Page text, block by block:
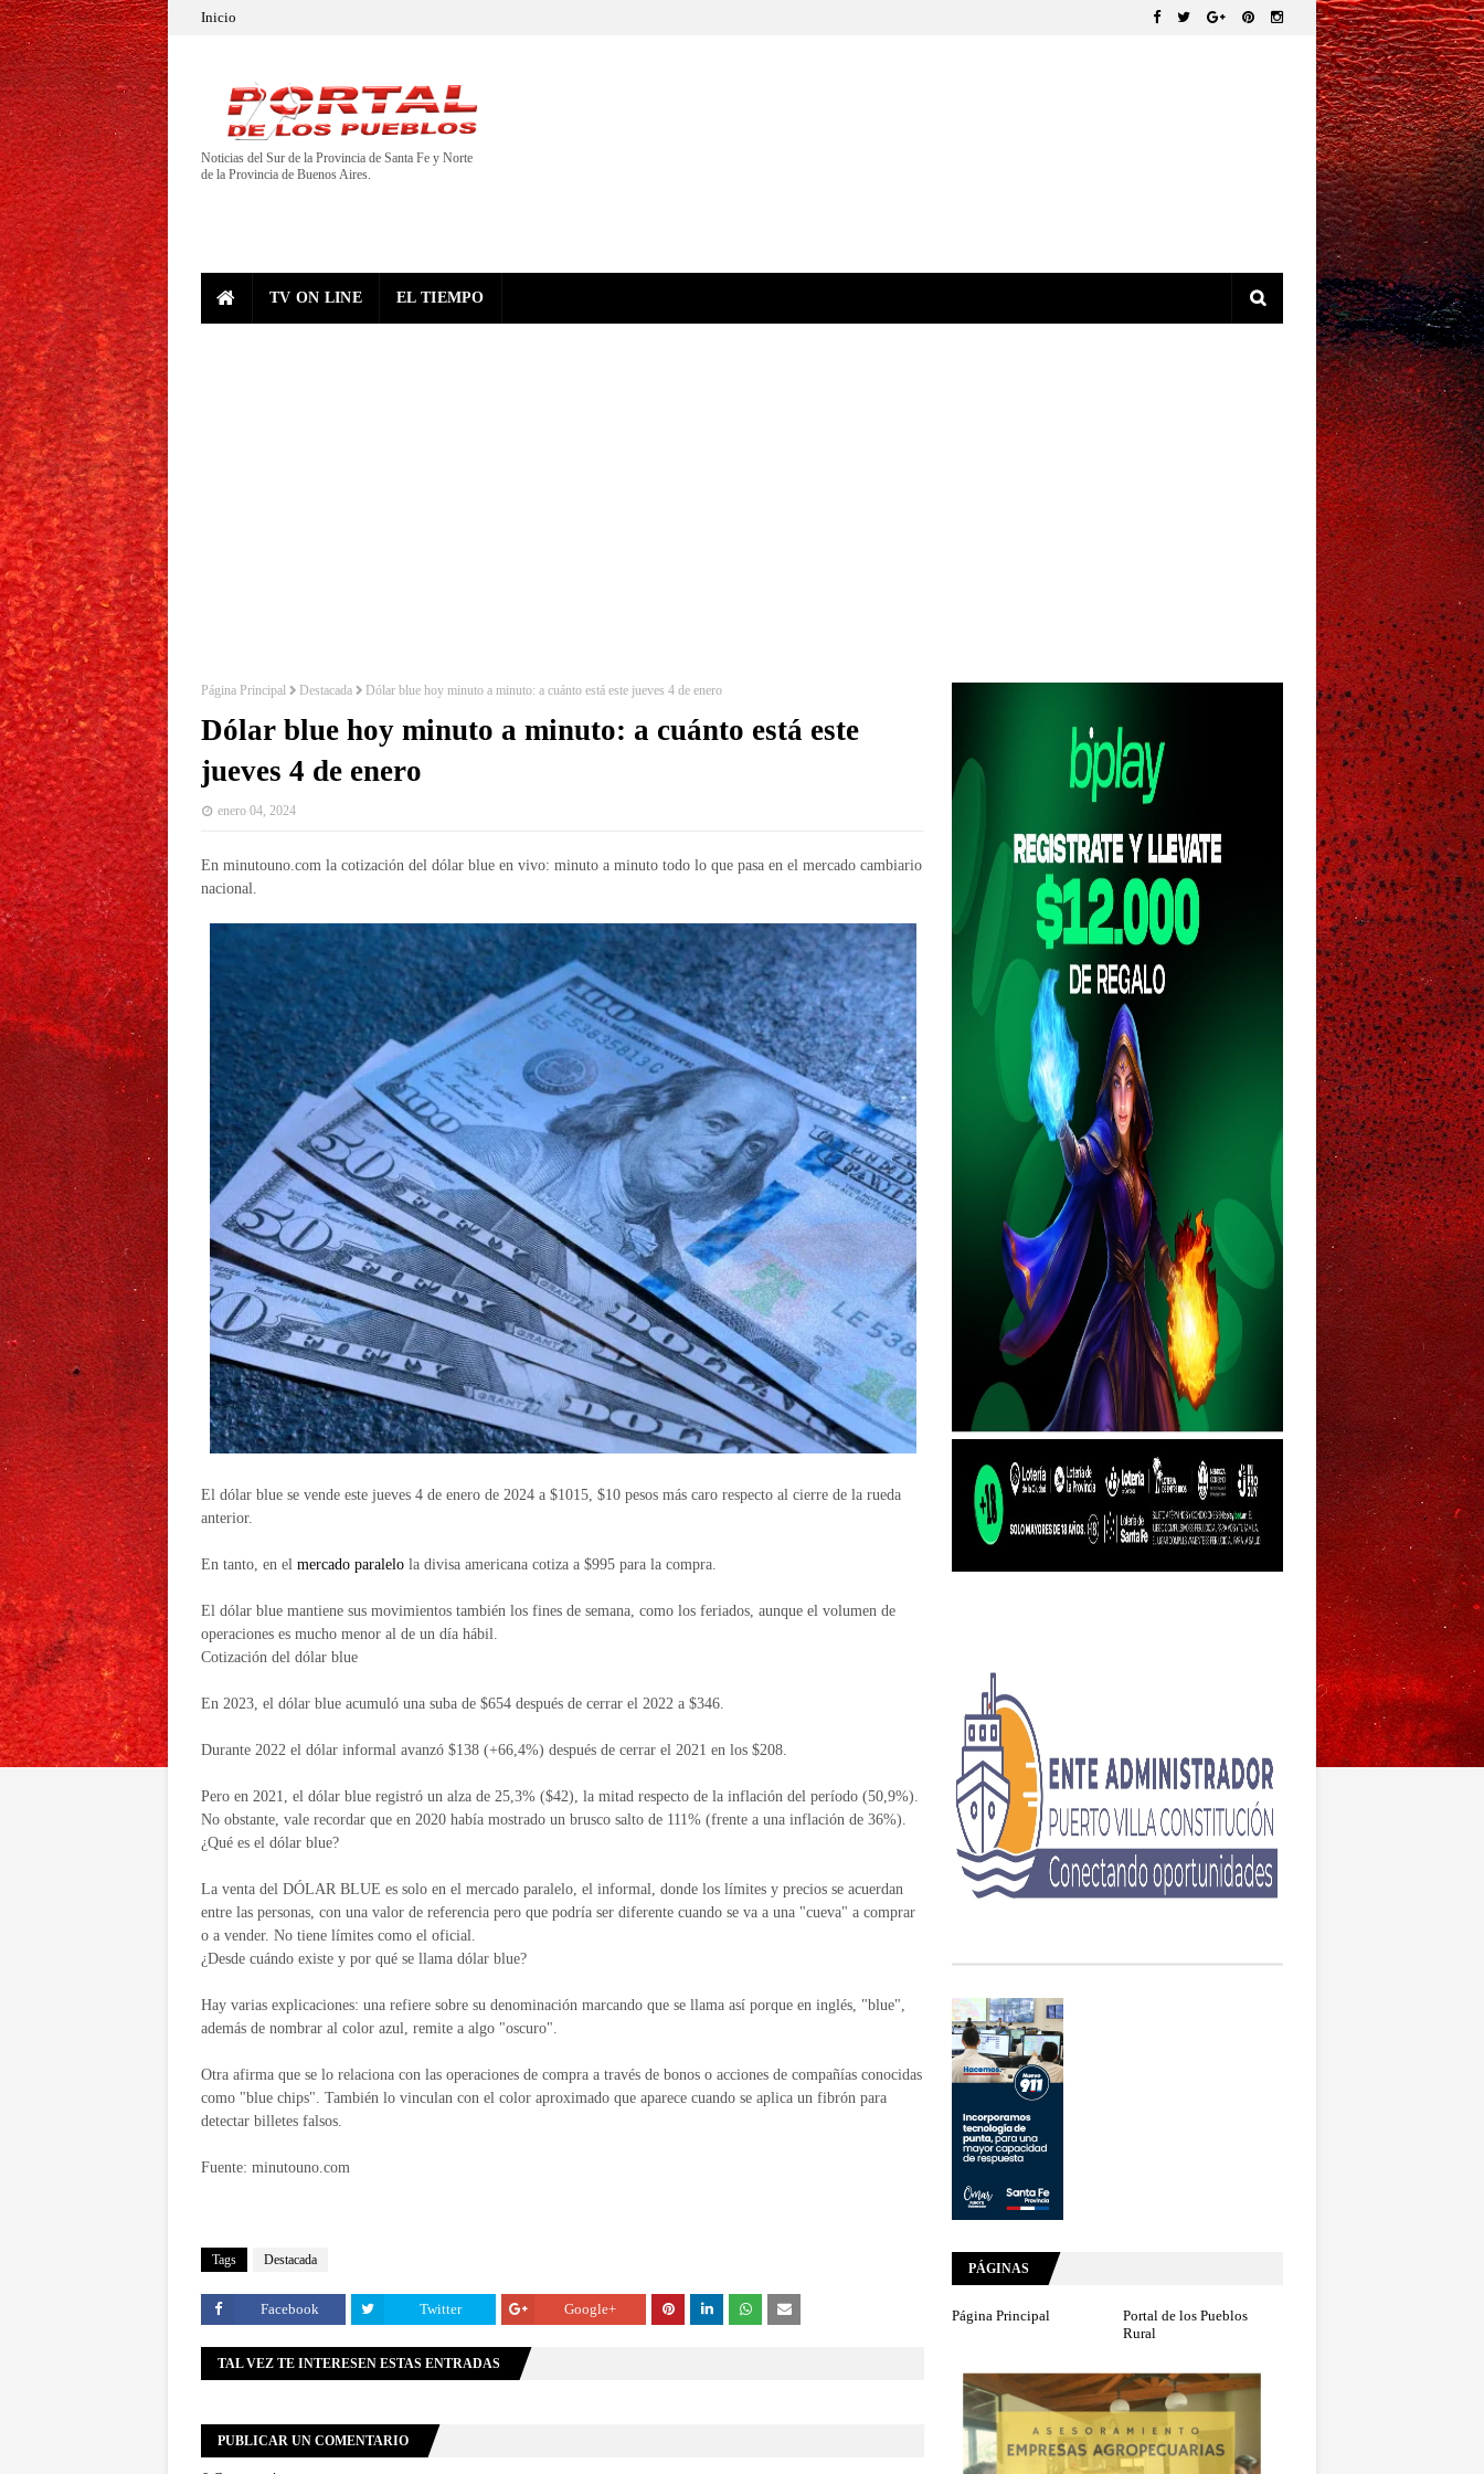
Inicio
Noticias del Sur de la Provincia de Santa Fe y Norte
de la Provincia de Buenos Aires.
TV ON LINE EL TIEMPO
Página Principal Destacada Dólar blue hoy minuto a minuto: a cuánto está este jueves 4 de enero
Dólar blue hoy minuto a minuto: a cuánto está este
jueves 4 de enero
enero 04, 2024
En minutouno.com la cotización del dólar blue en vivo: minuto a minuto todo lo que pasa en el mercado cambiario
nacional.
El dólar blue se vende este jueves 4 de enero de 2024 a $1015, $10 pesos más caro respecto al cierre de la rueda
anterior.
En tanto, en el mercado paralelo la divisa americana cotiza a $995 para la compra.
El dólar blue mantiene sus movimientos también los fines de semana, como los feriados, aunque el volumen de
operaciones es mucho menor al de un día hábil.
Cotización del dólar blue
En 2023, el dólar blue acumuló una suba de $654 después de cerrar el 2022 a $346.
Durante 2022 el dólar informal avanzó $138 (+66,4%) después de cerrar el 2021 en los $208.
Pero en 2021, el dólar blue registró un alza de 25,3% ($42), la mitad respecto de la inflación del período (50,9%).
No obstante, vale recordar que en 2020 había mostrado un brusco salto de 111% (frente a una inflación de 36%).
¿Qué es el dólar blue?
La venta del DÓLAR BLUE es solo en el mercado paralelo, el informal, donde los límites y precios se acuerdan
entre las personas, con una valor de referencia pero que podría ser diferente cuando se va a una "cueva" a comprar
o a vender. No tiene límites como el oficial.
¿Desde cuándo existe y por qué se llama dólar blue?
Hay varias explicaciones: una refiere sobre su denominación marcando que se llama así porque en inglés, "blue",
además de nombrar al color azul, remite a algo "oscuro".
Otra afirma que se lo relaciona con las operaciones de compra a través de bonos o acciones de compañías conocidas
como "blue chips". También lo vinculan con el color aproximado que aparece cuando se aplica un fibrón para
detectar billetes falsos.
Fuente: minutouno.com
Tags Destacada
Facebook Twitter Google+
TAL VEZ TE INTERESEN ESTAS ENTRADAS
PUBLICAR UN COMENTARIO
PÁGINAS
Página Principal
Portal de los Pueblos
Rural